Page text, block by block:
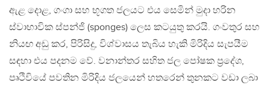
ඇළ දොළ, ගංගා සහ භූගත ජලයට එය සෙමින් මුදා හරින
ස්වාභාවික ස්පන්ජි (sponges) ලෙස කටයුතු කරයි. ගංවතුර සහ
නියඟ අඩු කර, පිරිසිදු, විශ්වාසය තැබිය හැකි මිරිදිය සැපයීම
සඳහා එය පදනම වේ. වනාන්තර සහිත ජල පෝෂක ප්‍රදේශ,
පෘථිවියේ පවතින මිරිදිය ජලයෙන් හතරෙන් තුනකට වඩා ලබා